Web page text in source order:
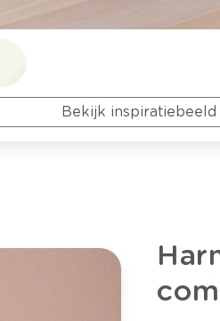
Bekijk inspiratiebeeld